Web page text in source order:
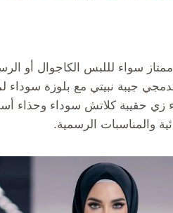
سواء لللبس الكاجوال أو
جيبة نبيتي مع بلوزة
زي حقيبة كلاتش سوداء وحذاء
والمناسبات الرسمية.